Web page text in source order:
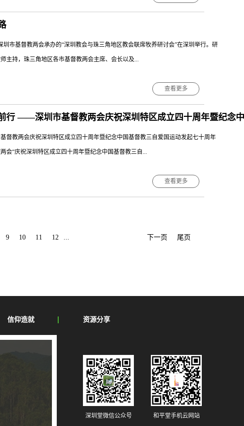
、带得动、带得好”，要加强聚会点负责人及义工骨干的培训工作，团结引导广大
。省委统战部二级巡视员柯维良、省民族宗教委副主任曾晓晖出席会议。纪念大会
教局，各全省性宗教团体代表、省基督教两会常务委员会组成人员共80人在省主会
、市基督教两会副秘书长、副总干事以上人员约400人在各地分会场参会。徐晓鸿牧
会的期望。他指出，“三自”的核心是独立自主，“三自”的本质是爱国爱教，“三自”
依规办教，使“法制化”成为办好新时代中国教会的重要指标；三是要始终坚持独立
70年来，我省基督教界与全国基督教界一道，始终坚持正确方向，高举爱国主义旗
圳市基督教两会承办的“深圳教会与珠三角地区教会联席牧养研讨会”在深圳举行。研
主持，珠三角地区各市基督教两会主席、会长以及...
会驻会副会长沈学彬牧师、金陵协和神学院严锡禹副教授应邀出席会议。中国基督
协会常务副会长陈穗生牧师、广东协和神学院副院长兼教务长蔡建伟牧师、汕头市
教协会会长马雄华牧师应邀出席研讨会并进行主题发言和专题发言。蒿志强牧师以
考”为题进行主题发言。蒿牧师分别从“新时代中国宗教融媒体框架”“疫情防控常态
、马雄华牧师分别以“线上牧养：新形势下牧养面对的挑战”“网络圣礼：新形势下教
查看更多
——深圳市基督教两会庆祝深圳特区成立四十周年暨纪念
教两会庆祝深圳特区成立四十周年暨纪念中国基督教三自爱国运动发起七十周年
会“庆祝深圳特区成立四十周年暨纪念中国基督教三自...
基督教全国两会、省民宗委与市委统战部及市区民宗局、省基督教两会领导，珠三
辞，对各位领导嘉宾和教牧同工的莅临表示热烈的欢迎和衷心的感谢。在致辞中，
查看更多
9 10 11 12 下一页 尾页
信仰造就 资源分享
深圳堂微信公众号 和平堂手机云网站